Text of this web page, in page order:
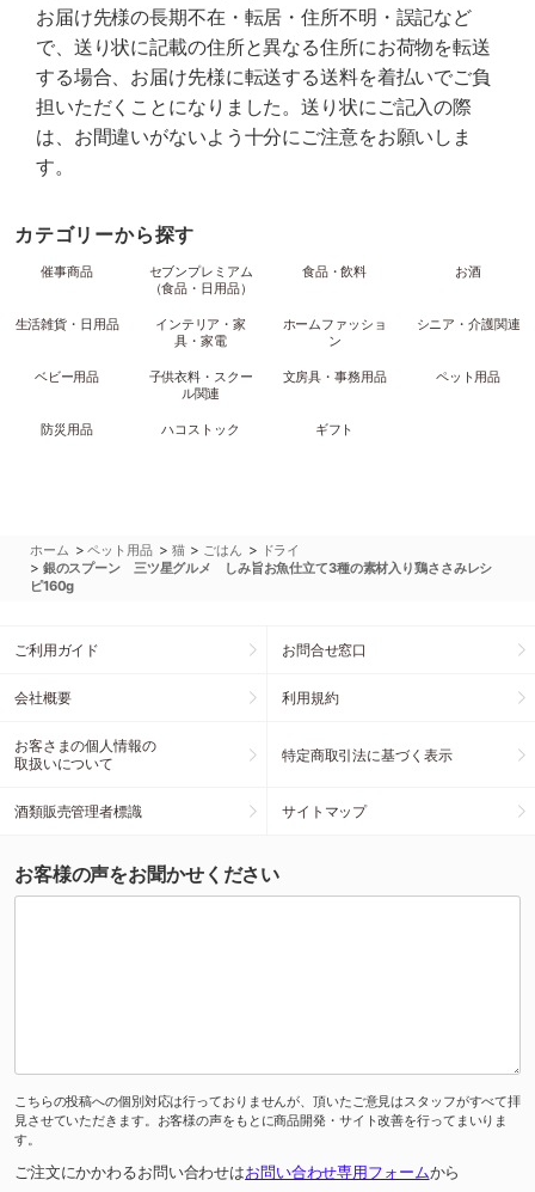
お届け先様の長期不在・転居・住所不明・誤記など
で、送り状に記載の住所と異なる住所にお荷物を転送
する場合、お届け先様に転送する送料を着払いでご負
担いただくことになりました。送り状にご記入の際
は、お間違いがないよう十分にご注意をお願いしま
す。
カテゴリーから探す
催事商品
セブンプレミアム
（食品・日用品）
食品・飲料 お酒
生活雑貨・日用品
インテリア・家
具・家電
ホームファッショ
ン
シニア・介護関連
ベビー用品
子供衣料・スクー
ル関連
文房具・事務用品 ペット用品
防災用品 ハコストック ギフト
ホーム >ペット用品 > 猫 > ごはん > ドライ
> 銀のスプーン 三ツ星グルメ しみ旨お魚仕立て3種の素材入り鶏ささみレシ
ピ160g
ご利用ガイド お問合せ窓口
会社概要 利用規約
お客さまの個人情報の
取扱いについて
特定商取引法に基づく表示
酒類販売管理者標識 サイトマップ
お客様の声をお聞かせください
こちらの投稿への個別対応は行っておりませんが、頂いたご意見はスタッフがすべて拝
見させていただきます。お客様の声をもとに商品開発・サイト改善を行ってまいりま
す。
ご注文にかかわるお問い合わせはお問い合わせ専用フォームから